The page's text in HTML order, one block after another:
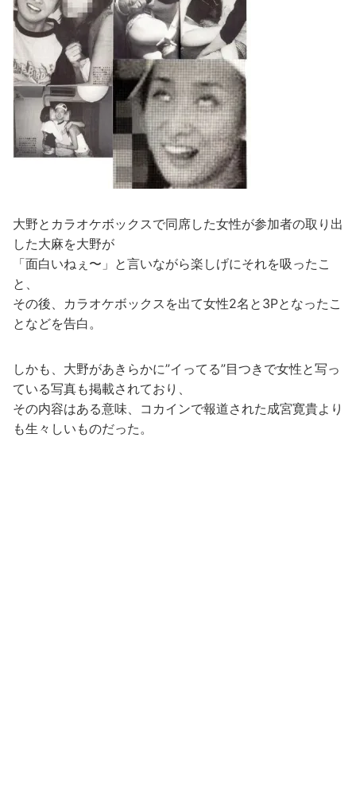
大野とカラオケボックスで同席した女性が参加者の取り出
した大麻を大野が
「面白いねぇ〜」と言いながら楽しげにそれを吸ったこ
と、
その後、カラオケボックスを出て女性2名と3Pとなったこ
となどを告白。
しかも、大野があきらかに”イってる”目つきで女性と写っ
ている写真も掲載されており、
その内容はある意味、コカインで報道された成宮寛貴より
も生々しいものだった。